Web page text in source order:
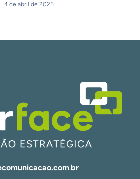
4 de abril de 2025